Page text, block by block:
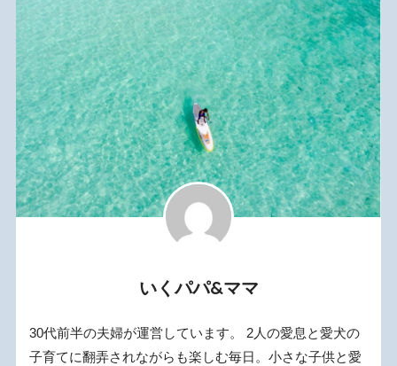
いくパパ&ママ
30代前半の夫婦が運営しています。 2人の愛息と愛犬の
子育てに翻弄されながらも楽しむ毎日。小さな子供と愛